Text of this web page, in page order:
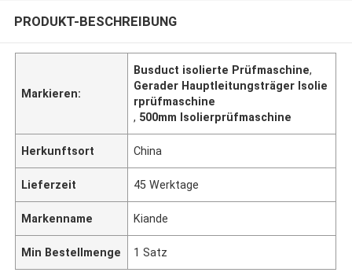
PRODUKT-BESCHREIBUNG
Markieren:
Busduct isolierte Prüfmaschine,
Gerader Hauptleitungsträger Isolie
rprüfmaschine
, 500mm Isolierprüfmaschine
Herkunftsort China
Lieferzeit 45 Werktage
Markenname Kiande
Min Bestellmenge 1 Satz